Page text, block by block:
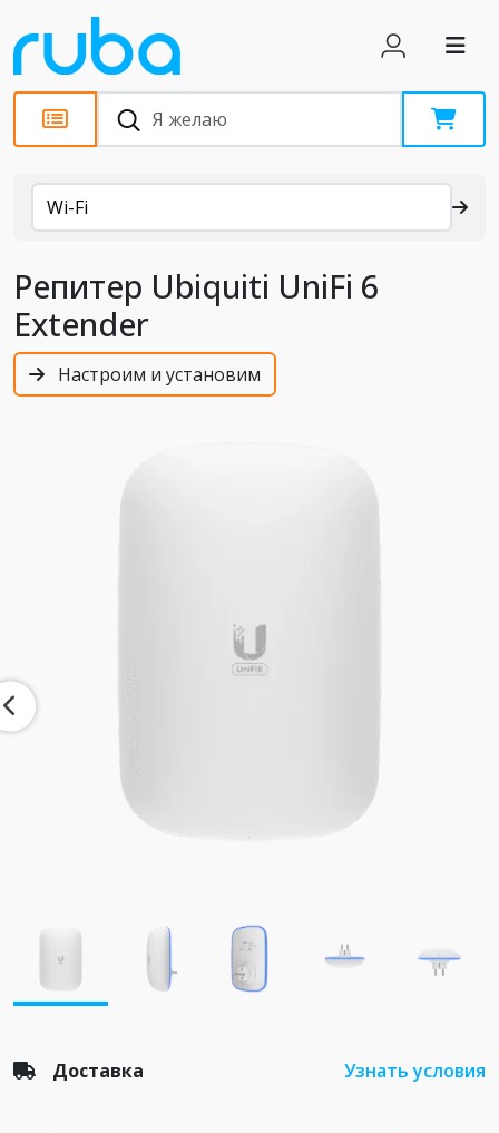
Каталог
Wi-Fi
Репитер Ubiquiti UniFi 6
Extender
Настроим и установим
Доставка Узнать условия